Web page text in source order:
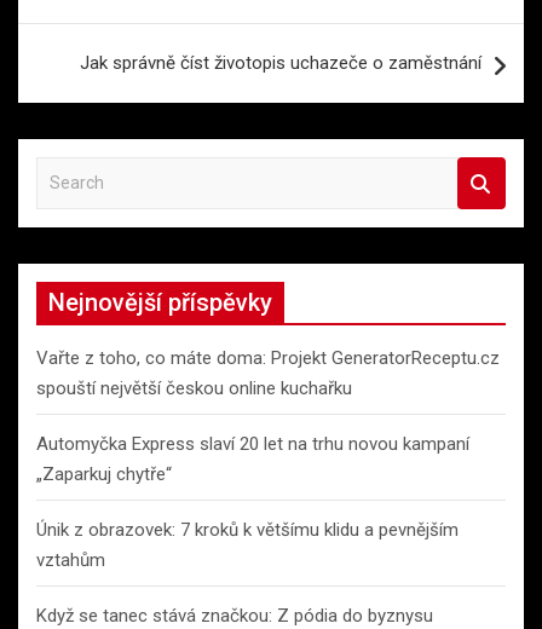
Jak správně číst životopis uchazeče o zaměstnání
a
r
h
Nejnovější příspěvky
Vařte z toho, co máte doma: Projekt GeneratorReceptu.cz
spouští největší českou online kuchařku
Automyčka Express slaví 20 let na trhu novou kampaní
„Zaparkuj chytře“
Únik z obrazovek: 7 kroků k většímu klidu a pevnějším
vztahům
Když se tanec stává značkou: Z pódia do byznysu